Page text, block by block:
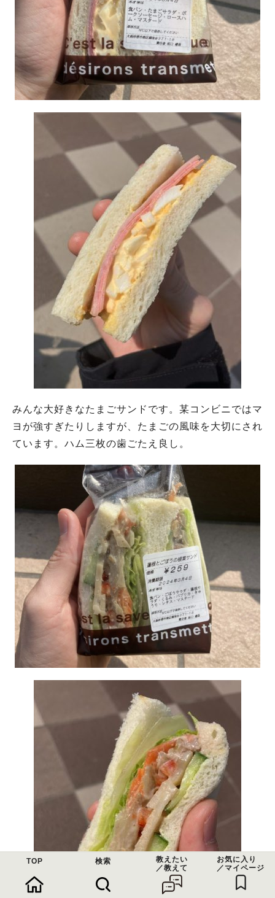
みんな大好きなたまごサンドです。某コンビニではマ
ヨが強すぎたりしますが、たまごの風味を大切にされ
ています。ハム三枚の歯ごたえ良し。
TOP 検索
教えたい
／教えて
お気に入り
／マイページ